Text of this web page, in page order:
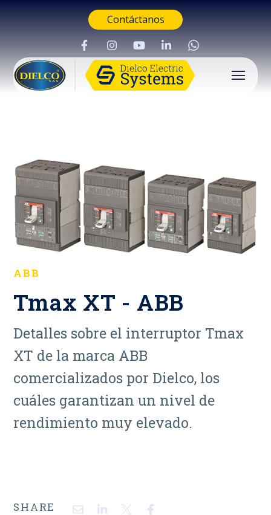
Contáctanos
ABB
Tmax XT - ABB
Detalles sobre el interruptor Tmax
XT de la marca ABB
comercializados por Dielco, los
cuáles garantizan un nivel de
rendimiento muy elevado.
SHARE